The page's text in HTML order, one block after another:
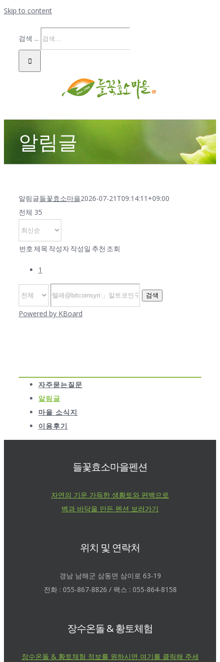
Skip to content
검색 ...
알림글
알림글들꽃효소마을2026-07-21T09:14:11+09:00
전체 35
번호제목 작성자작성일 추천 조회
1
검색
Powered by KBoard
자주묻는질문
알림글
마을 소식지
이용후기
들꽃효소마을펜션
자연의 기운 가득한 생황토와 편백으로
벽과 바닥을 만든 펜션 보러가기
위치 및 연락처
경남 남해군 삼동면 삼이로 63-19
전화 : 055-867-8826 / 팩스 : 055-864-8158
장수온돌 & 황토체험
장수온돌 & 황토체험 정보를 원하시면 여기를 클릭해 주세